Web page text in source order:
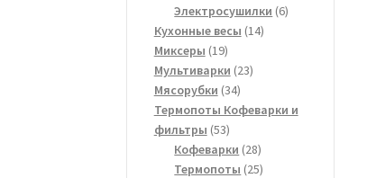
товаров
Электросушилки 66
Кухонные весы 1414
Миксеры 1919
товаров
Мультиварки 2323
Мясорубки 3434
товара
Термопоты Кофеварки и
фильтры 5353
товара
Кофеварки 2828
товаров
Термопоты 2525